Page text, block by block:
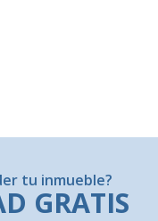
tu inmueble?
GRATIS